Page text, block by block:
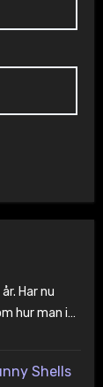
Har nu
hur man i…
Shells